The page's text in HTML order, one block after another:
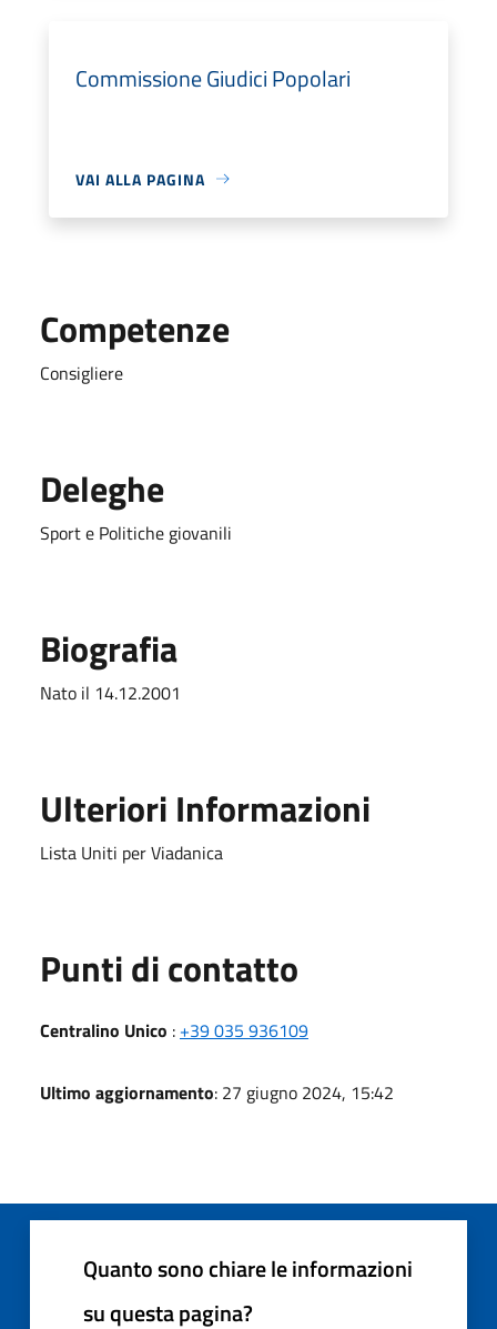
Commissione Giudici Popolari
VAI ALLA PAGINA
Competenze
Consigliere
Deleghe
Sport e Politiche giovanili
Biografia
Nato il 14.12.2001
Ulteriori Informazioni
Lista Uniti per Viadanica
Punti di contatto
Centralino Unico : +39 035 936109
Ultimo aggiornamento: 27 giugno 2024, 15:42
Quanto sono chiare le informazioni
su questa pagina?